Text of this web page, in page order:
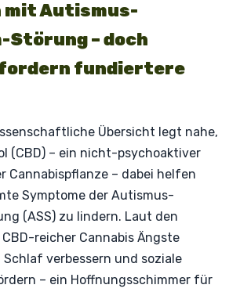
mit Autismus-
– doch
fundiertere
Übersicht legt nahe,
(CBD) – ein nicht-psychoaktiver
Cannabispflanze – dabei helfen
Symptome der Autismus-
(ASS) zu lindern. Laut den
reicher Cannabis Ängste
verbessern und soziale
– ein Hoffnungsschimmer für